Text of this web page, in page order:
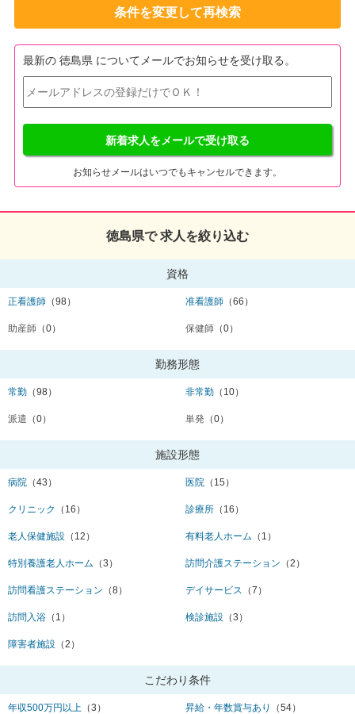
条件を変更して再検索
最新の 徳島県 についてメールでお知らせを受け取る。
新着求人をメールで受け取る
お知らせメールはいつでもキャンセルできます。
徳島県で 求人を絞り込む
資格
正看護師 （98） 准看護師 （66）
助産師 （0） 保健師 （0）
勤務形態
常勤 （98） 非常勤 （10）
派遣 （0） 単発 （0）
施設形態
病院 （43） 医院 （15）
クリニック （16） 診療所 （16）
老人保健施設 （12） 有料老人ホーム （1）
特別養護老人ホーム （3） 訪問介護ステーション （2）
訪問看護ステーション （8） デイサービス （7）
訪問入浴 （1） 検診施設 （3）
障害者施設 （2）
こだわり条件
年収500万円以上 （3） 昇給・年数賞与あり （54）